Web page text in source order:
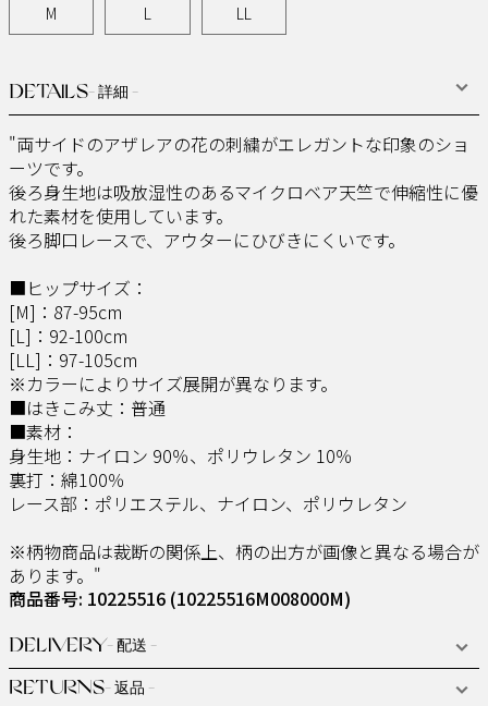
DETAILS- 詳細 -
"両サイドのアザレアの花の刺繍がエレガントな印象のショ
ーツです。
後ろ身生地は吸放湿性のあるマイクロベア天竺で伸縮性に優
れた素材を使用しています。
後ろ脚口レースで、アウターにひびきにくいです。
■ヒップサイズ：
[M]：87-95cm
[L]：92-100cm
[LL]：97-105cm
※カラーによりサイズ展開が異なります。
■はきこみ丈：普通
■素材：
身生地：ナイロン 90％、ポリウレタン 10％
裏打：綿100％
レース部：ポリエステル、ナイロン、ポリウレタン
※柄物商品は裁断の関係上、柄の出方が画像と異なる場合が
あります。"
商品番号: 10225516 (10225516M008000M)
DELIVERY- 配送 -
RETURNS- 返品 -
M L LL